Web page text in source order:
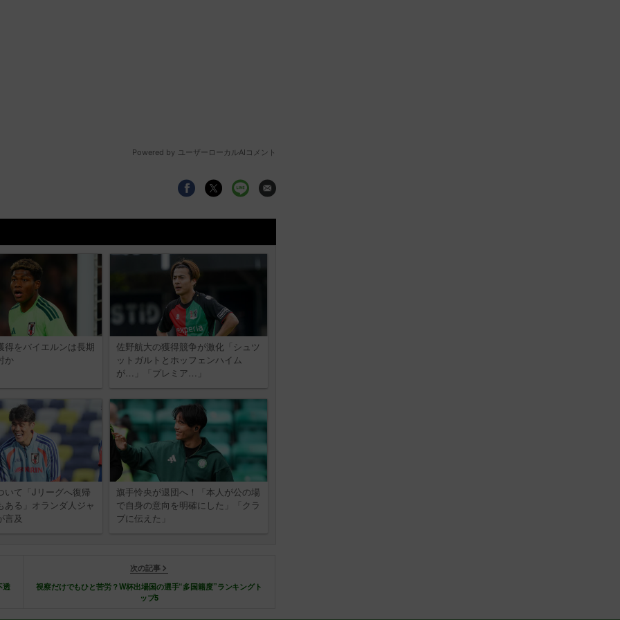
得をバイエルンは長期
か
佐野航大の獲得競争が激化「シュツ
ットガルトとホッフェンハイム
が…」「プレミア…」
いて「Jリーグへ復帰
ある」オランダ人ジャ
言及
旗手怜央が退団へ！「本人が公の場
で自身の意向を明確にした」「クラ
ブに伝えた」
透
次の記事
視察だけでもひと苦労？W杯出場国の選手“多国籍度”ランキングト
ップ5